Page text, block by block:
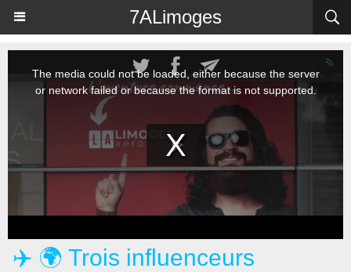
7ALimoges
✈️ 🌍 Trois influenceurs